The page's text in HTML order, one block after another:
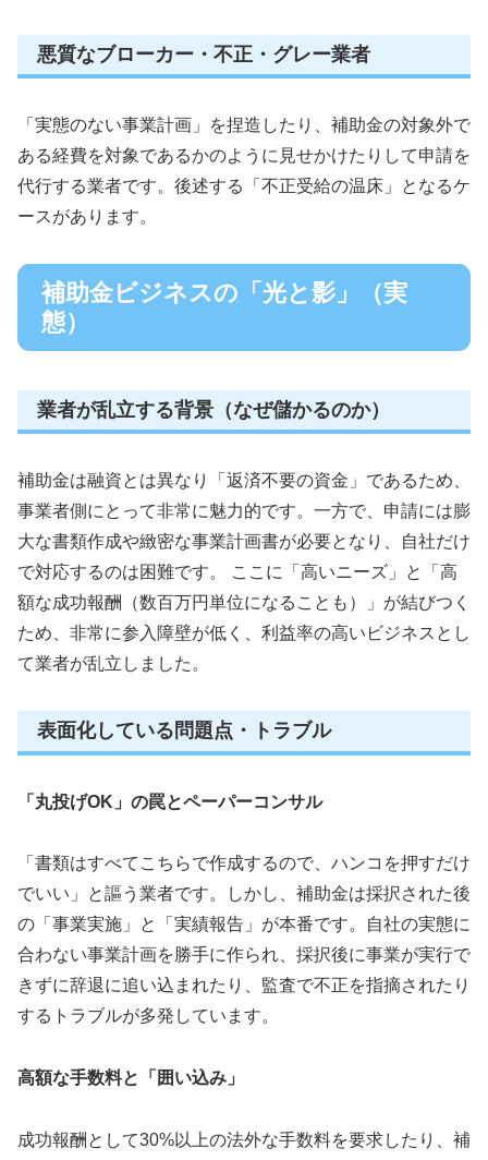
悪質なブローカー・不正・グレー業者
「実態のない事業計画」を捏造したり、補助金の対象外で
ある経費を対象であるかのように見せかけたりして申請を
代行する業者です。後述する「不正受給の温床」となるケ
ースがあります。
補助金ビジネスの「光と影」（実
態）
業者が乱立する背景（なぜ儲かるのか）
補助金は融資とは異なり「返済不要の資金」であるため、
事業者側にとって非常に魅力的です。一方で、申請には膨
大な書類作成や緻密な事業計画書が必要となり、自社だけ
で対応するのは困難です。 ここに「高いニーズ」と「高
額な成功報酬（数百万円単位になることも）」が結びつく
ため、非常に参入障壁が低く、利益率の高いビジネスとし
て業者が乱立しました。
表面化している問題点・トラブル
「丸投げOK」の罠とペーパーコンサル
「書類はすべてこちらで作成するので、ハンコを押すだけ
でいい」と謳う業者です。しかし、補助金は採択された後
の「事業実施」と「実績報告」が本番です。自社の実態に
合わない事業計画を勝手に作られ、採択後に事業が実行で
きずに辞退に追い込まれたり、監査で不正を指摘されたり
するトラブルが多発しています。
高額な手数料と「囲い込み」
成功報酬として30%以上の法外な手数料を要求したり、補